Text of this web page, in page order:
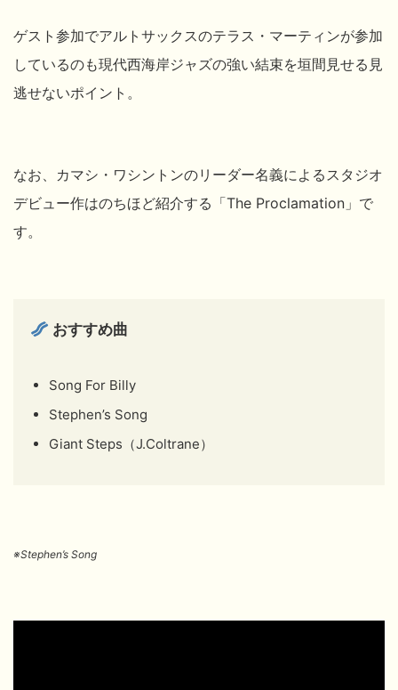
ゲスト参加でアルトサックスのテラス・マーティンが参加
しているのも現代西海岸ジャズの強い結束を垣間見せる見
逃せないポイント。
なお、 カマシ・ワシントンのリーダー名義によるスタジオ
デビュー作はのちほど紹介する「The Proclamation」で
す。
おすすめ曲
Song For Billy
Stephen’s Song
Giant Steps（J.Coltrane）
※Stephen’s Song